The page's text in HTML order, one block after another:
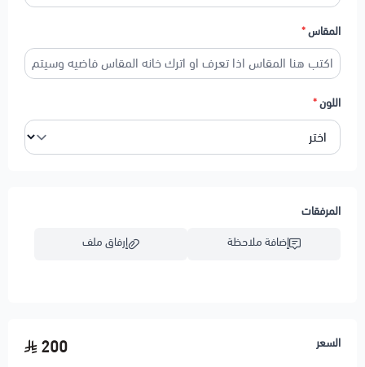
المقاس*
اللون*
المرفقات
إضافة ملاحظة
إرفاق ملف
السعر 200